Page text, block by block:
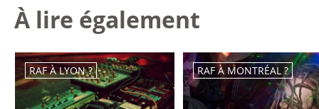
À lire également
RAF À LYON ? RAF À MONTRÉAL ?